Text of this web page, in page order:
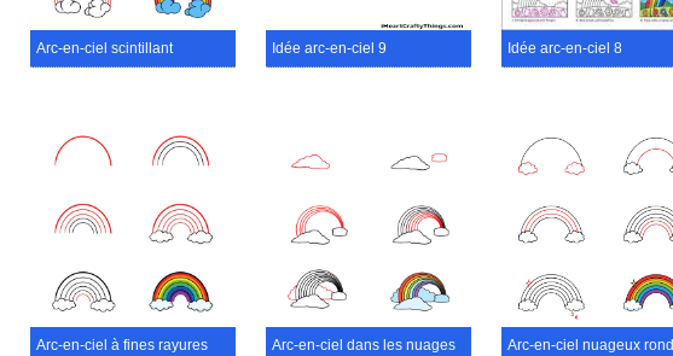
Arc-en-ciel scintillant Idée arc-en-ciel 9 Idée arc-en-ciel 8
Arc-en-ciel à fines rayures Arc-en-ciel dans les nuages Arc-en-ciel nuageux rond